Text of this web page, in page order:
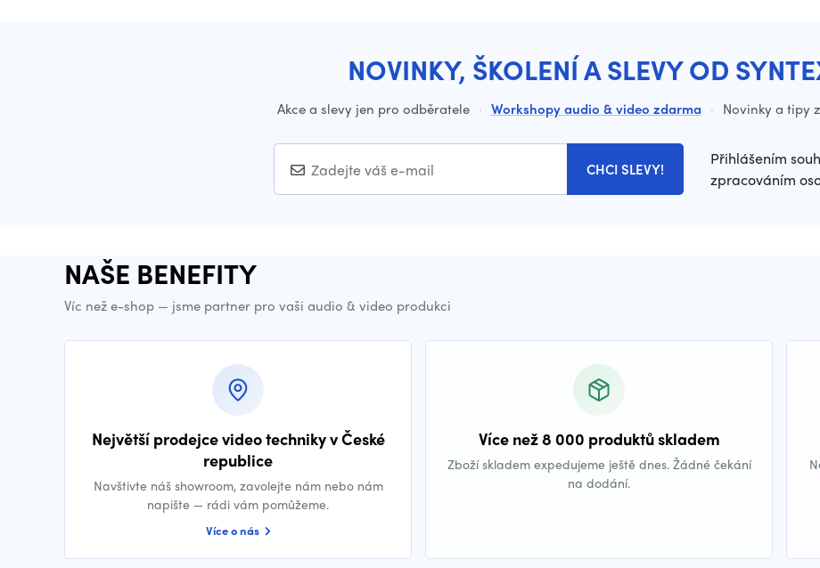
NOVINKY, ŠKOLENÍ A SLEVY OD
Akce a slevy jen pro odběratele · Workshopy audio & video zdarma · Novinky a tipy
CHCI SLEVY!
Přihlášením
zpracováním
NAŠE BENEFITY
Víc než e-shop — jsme partner pro vaši audio & video produkci
Největší prodejce video techniky v České
republice
Navštivte náš showroom, zavolejte nám nebo nám
napište — rádi vám pomůžeme.
Více o nás
Více než 8 000 produktů skladem
Zboží skladem expedujeme ještě dnes. Žádné čekání
na dodání.